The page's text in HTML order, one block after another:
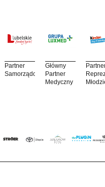
Partner
Samorządowy
Główny
Partner
Medyczny